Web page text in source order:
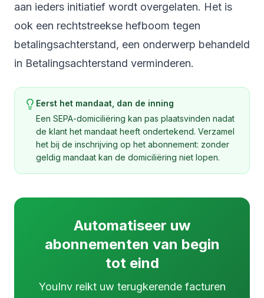
aan ieders initiatief wordt overgelaten. Het is
ook een rechtstreekse hefboom tegen
betalingsachterstand, een onderwerp behandeld
in Betalingsachterstand verminderen.
Eerst het mandaat, dan de inning
Een SEPA-domiciliëring kan pas plaatsvinden nadat
de klant het mandaat heeft ondertekend. Verzamel
het bij de inschrijving op het abonnement: zonder
geldig mandaat kan de domiciliëring niet lopen.
Automatiseer uw
abonnementen van begin
tot eind
YouInv reikt uw terugkerende facturen